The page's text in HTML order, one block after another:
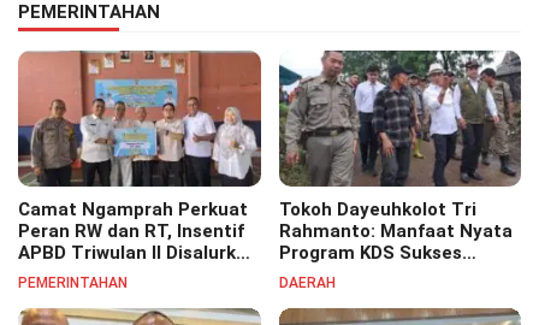
PEMERINTAHAN
Camat Ngamprah Perkuat
Peran RW dan RT, Insentif
APBD Triwulan II Disalurkan
untuk Tingkatkan
Masyarakat
PEMERINTAHAN
Tokoh Dayeuhkolot Tri
Rahmanto: Manfaat Nyata
Program KDS Sukses
Dirasakan Seluruh Lapisan
Sampai Pelosok.
DAERAH